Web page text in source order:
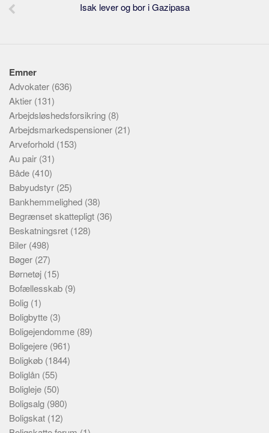
Isak lever og bor i Gazipasa
Emner
Advokater (636)
Aktier (131)
Arbejdsløshedsforsikring (8)
Arbejdsmarkedspensioner (21)
Arveforhold (153)
Au pair (31)
Både (410)
Babyudstyr (25)
Bankhemmelighed (38)
Begrænset skattepligt (36)
Beskatningsret (128)
Biler (498)
Bøger (27)
Børnetøj (15)
Bofællesskab (9)
Bolig (1)
Boligbytte (3)
Boligejendomme (89)
Boligejere (961)
Boligkøb (1844)
Boliglån (55)
Boligleje (50)
Boligsalg (980)
Boligskat (12)